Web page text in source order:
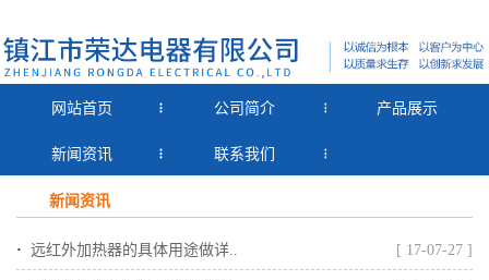
网站首页 公司简介 产品展示
新闻资讯 联系我们
新闻资讯
· 远红外加热器的具体用途做详.. [ 17-07-27 ]